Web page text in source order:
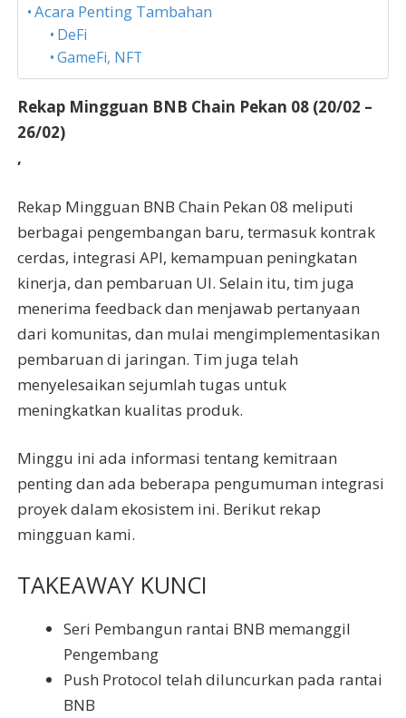
Acara Penting Tambahan
DeFi
GameFi, NFT
Rekap Mingguan BNB Chain Pekan 08 (20/02 –
26/02)
,
Rekap Mingguan BNB Chain Pekan 08 meliputi
berbagai pengembangan baru, termasuk kontrak
cerdas, integrasi API, kemampuan peningkatan
kinerja, dan pembaruan UI. Selain itu, tim juga
menerima feedback dan menjawab pertanyaan
dari komunitas, dan mulai mengimplementasikan
pembaruan di jaringan. Tim juga telah
menyelesaikan sejumlah tugas untuk
meningkatkan kualitas produk.
Minggu ini ada informasi tentang kemitraan
penting dan ada beberapa pengumuman integrasi
proyek dalam ekosistem ini. Berikut rekap
mingguan kami.
TAKEAWAY KUNCI
Seri Pembangun rantai BNB memanggil
Pengembang
Push Protocol telah diluncurkan pada rantai
BNB